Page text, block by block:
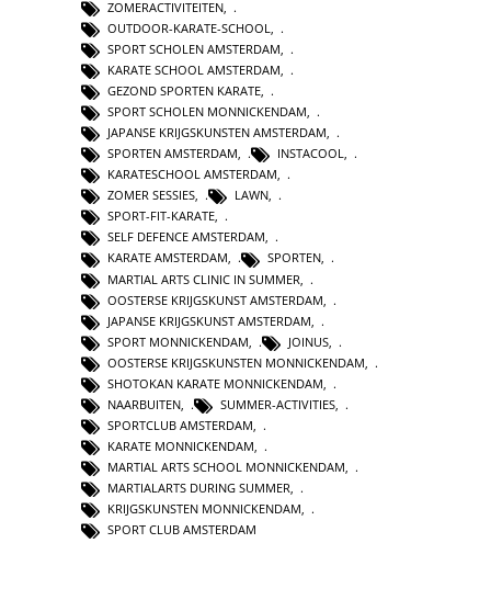
ZOMERACTIVITEITEN
OUTDOOR-KARATE-SCHOOL
SPORT SCHOLEN AMSTERDAM
KARATE SCHOOL AMSTERDAM
GEZOND SPORTEN KARATE
SPORT SCHOLEN MONNICKENDAM,
JAPANSE KRIJGSKUNSTEN AMSTERDAM,
SPORTEN AMSTERDAM, INSTACOOL,
KARATESCHOOL AMSTERDAM,
ZOMER SESSIES, LAWN,
SPORT-FIT-KARATE,
SELF DEFENCE AMSTERDAM,
KARATE AMSTERDAM, SPORTEN,
MARTIAL ARTS CLINIC IN SUMMER
OOSTERSE KRIJGSKUNST AMSTERDAM
JAPANSE KRIJGSKUNST AMSTERDAM
SPORT MONNICKENDAM
JOINUS
OOSTERSE KRIJGSKUNSTEN MONNICKENDAM
SHOTOKAN KARATE MONNICKENDAM
NAARBUITEN
SUMMER-ACTIVITIES
SPORTCLUB AMSTERDAM
KARATE MONNICKENDAM,
MARTIAL ARTS SCHOOL MONNICKENDAM,
MARTIALARTS DURING SUMMER,
KRIJGSKUNSTEN MONNICKENDAM,
SPORT CLUB AMSTERDAM